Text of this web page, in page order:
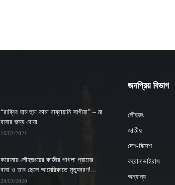
“রাব্বির হাম হুমা কামা রাব্বায়ানি সাগীরা” – মা
বাবার জন্য দোয়া
16/02/2021
করোনায় লৌহজংয়ের কাজীর পাগলা গ্রামের
বাবা ও তার ছেলে আমেরিকাতে মৃত্যুবরণ!...
29/03/2020
জনপ্রিয় বিভাগ
লৌহজং
জাতীয়
দেশ-বিদেশ
করোনাভাইরাস
অন্যান্য